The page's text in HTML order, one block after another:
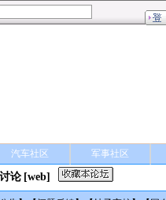
汽车社区 军事社区
论 [web]